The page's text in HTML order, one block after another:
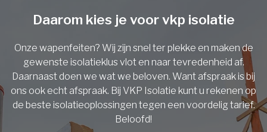
Daarom kies je voor vkp isolatie
Onze wapenfeiten? Wij zijn snel ter plekke en maken de
gewenste isolatieklus vlot en naar tevredenheid af.
Daarnaast doen we wat we beloven. Want afspraak is bij
ons ook echt afspraak. Bij VKP Isolatie kunt u rekenen op
de beste isolatieoplossingen tegen een voordelig tarief.
Beloofd!